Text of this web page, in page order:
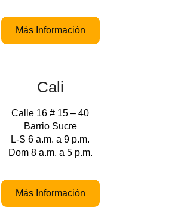
Más Información
Cali
Calle 16 # 15 – 40
Barrio Sucre
L-S 6 a.m. a 9 p.m.
Dom 8 a.m. a 5 p.m.
Más Información